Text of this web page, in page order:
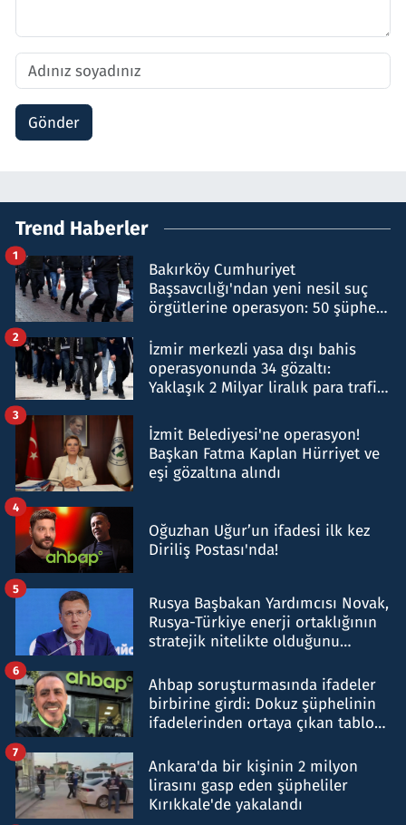
Gönder
Trend Haberler
Bakırköy Cumhuriyet
Başsavcılığı'ndan yeni nesil suç
örgütlerine operasyon: 50 şüpheli
1
İzmir merkezli yasa dışı bahis
operasyonunda 34 gözaltı:
Yaklaşık 2 Milyar liralık para trafiği
2
İzmit Belediyesi'ne operasyon!
Başkan Fatma Kaplan Hürriyet ve
eşi gözaltına alındı
3
Oğuzhan Uğur’un ifadesi ilk kez
Diriliş Postası'nda!
4
Rusya Başbakan Yardımcısı Novak,
Rusya-Türkiye enerji ortaklığının
stratejik nitelikte olduğunu
5
Ahbap soruşturmasında ifadeler
birbirine girdi: Dokuz şüphelinin
ifadelerinden ortaya çıkan tablo
6
Ankara'da bir kişinin 2 milyon
lirasını gasp eden şüpheliler
Kırıkkale'de yakalandı
7